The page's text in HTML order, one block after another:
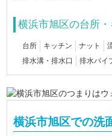
横浜市旭区の台所
台所 キッチン ナット
排水溝・排水口
排水パイ
横浜市旭区での洗